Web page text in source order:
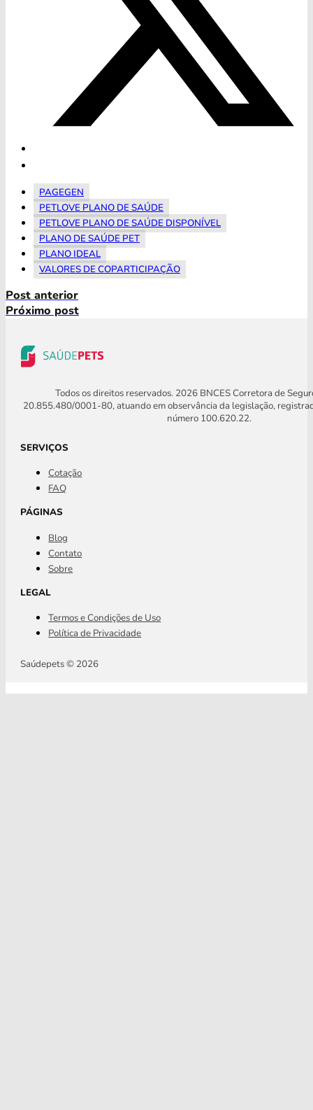
PAGEGEN
PETLOVE PLANO DE SAÚDE
PETLOVE PLANO DE SAÚDE DISPONÍVEL
PLANO DE SAÚDE PET
PLANO IDEAL
VALORES DE COPARTICIPAÇÃO
Post anterior
Próximo post
Todos os direitos reservados. 2026 BNCES Corretora de
20.855.480/0001-80, atuando em observância da legislação,
número 100.620.22.
SERVIÇOS
Cotação
FAQ
PÁGINAS
Blog
Contato
Sobre
LEGAL
Termos e Condições de Uso
Política de Privacidade
Saúdepets © 2026